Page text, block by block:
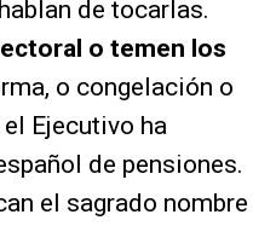
de tocarlas.
o temen los
o congelación o
Ejecutivo ha
de pensiones.
el sagrado nombre